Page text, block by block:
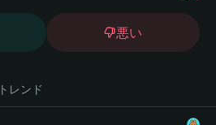
悪い
トレンド